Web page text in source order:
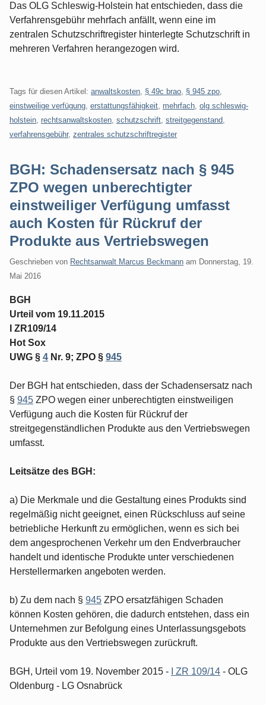
Das OLG Schleswig-Holstein hat entschieden, dass die
Verfahrensgebühr mehrfach anfällt, wenn eine im
zentralen Schutzschriftregister hinterlegte Schutzschrift in
mehreren Verfahren herangezogen wird.
Tags für diesen Artikel: anwaltskosten § 49c brao § 945 zpo
einstweilige verfügung erstattungsfähigkeit mehrfach olg schleswig-
holstein rechtsanwaltskosten schutzschrift streitgegenstand
verfahrensgebühr, zentrales schutzschriftregister
BGH: Schadensersatz nach § 945
ZPO wegen unberechtigter
einstweiliger Verfügung umfasst
auch Kosten für Rückruf der
Produkte aus Vertriebswegen
Geschrieben von Rechtsanwalt Marcus Beckmann am Donnerstag, 19.
Mai 2016
BGH
Urteil vom 19.11.2015
I ZR109/14
Hot Sox
UWG § 4 Nr. 9; ZPO § 945
Der BGH hat entschieden, dass der Schadensersatz nach
§ 945 ZPO wegen einer unberechtigten einstweiligen
Verfügung auch die Kosten für Rückruf der
streitgegenständlichen Produkte aus den Vertriebswegen
umfasst.
Leitsätze des BGH:
a) Die Merkmale und die Gestaltung eines Produkts sind
regelmäßig nicht geeignet, einen Rückschluss auf seine
betriebliche Herkunft zu ermöglichen, wenn es sich bei
dem angesprochenen Verkehr um den Endverbraucher
handelt und identische Produkte unter verschiedenen
Herstellermarken angeboten werden.
b) Zu dem nach § 945 ZPO ersatzfähigen Schaden
können Kosten gehören, die dadurch entstehen, dass ein
Unternehmen zur Befolgung eines Unterlassungsgebots
Produkte aus den Vertriebswegen zurückruft.
BGH, Urteil vom 19. November 2015 - I ZR 109/14 - OLG
Oldenburg - LG Osnabrück